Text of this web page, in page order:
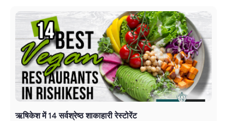
ऋषिकेश में 14 सर्वश्रेष्ठ शाकाहारी रेस्टोरेंट